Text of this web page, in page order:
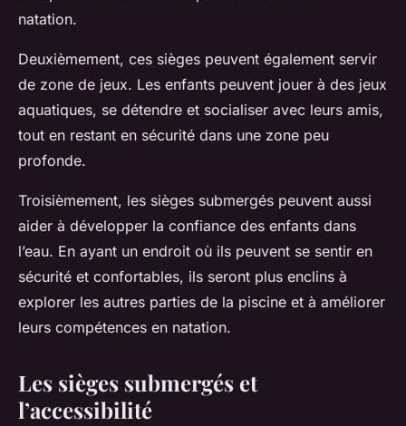
natation.
Deuxièmement, ces sièges peuvent également servir
de zone de jeux. Les enfants peuvent jouer à des jeux
aquatiques, se détendre et socialiser avec leurs amis,
tout en restant en sécurité dans une zone peu
profonde.
Troisièmement, les sièges submergés peuvent aussi
aider à développer la confiance des enfants dans
l’eau. En ayant un endroit où ils peuvent se sentir en
sécurité et confortables, ils seront plus enclins à
explorer les autres parties de la piscine et à améliorer
leurs compétences en natation.
Les sièges submergés et
l’accessibilité